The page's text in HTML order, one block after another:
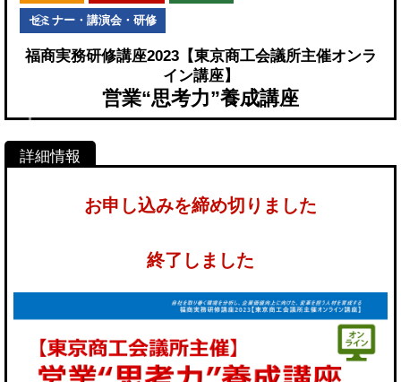
セミナー・講演会・研修
福商実務研修講座2023【東京商工会議所主催オンラ
イン講座】
営業“思考力”養成講座
お申し込みを締め切りました
終了しました